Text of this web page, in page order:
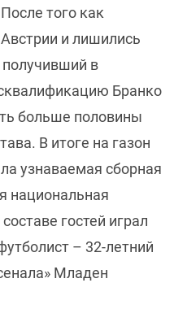
того как
и лишились
в
Бранко
больше половины
В итоге на газон
узнаваемая сборная
национальная
гостей играл
– 32-летний
Младен